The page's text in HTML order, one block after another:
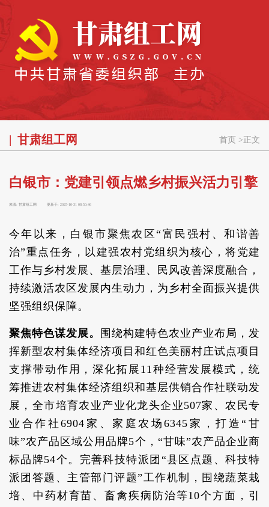
甘肃组工网 首页 > 正文
白银市：党建引领点燃乡村振兴活力引擎
来源: 甘肃组工网 更新于: 2025-10-31 08:50:46
今年以来，白银市聚焦农区“富民强村、和谐善
治”重点任务，以建强农村党组织为核心，将党建
工作与乡村发展、基层治理、民风改善深度融合，
持续激活农区发展内生动力，为乡村全面振兴提供
坚强组织保障。
聚焦特色谋发展。
围绕构建特色农业产业布局，发
挥新型农村集体经济项目和红色美丽村庄试点项目
支撑带动作用，深化拓展11种经营发展模式，统
筹推进农村集体经济组织和基层供销合作社联动发
展，全市培育农业产业化龙头企业507家、农民专
业合作社6904家、家庭农场6345家，打造“甘
味”农产品区域公用品牌5个，“甘味”农产品企业商
标品牌54个。完善科技特派团“县区点题、科技特
派团答题、主管部门评题”工作机制，围绕蔬菜栽
培、中药材育苗、畜禽疾病防治等10个方面，引